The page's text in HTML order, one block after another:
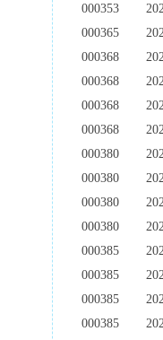
000353
000365
000368
000368
000368
000368
000380
000380
000380
000380
000385
000385
000385
000385